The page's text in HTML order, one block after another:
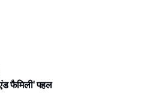
फैमिली' पहल